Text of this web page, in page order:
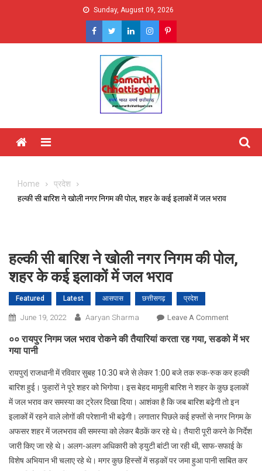
Sunday, August 09, 2026
Menu
Home
प्रदेश
हल्की सी बारिश ने खोली नगर निगम की पोल, शहर के कई इलाकों में जल भराव
हल्की सी बारिश ने खोली नगर निगम की पोल,
शहर के कई इलाकों में जल भराव
Featured Latest आसपास छत्तीसगढ़ प्रदेश
June 19, 2022 Aaryan Sharma Leave A CommentOn
सी
ने
खोली
नगर
निगम
की
शहर
के
०० रायपुर निगम जल भराव रोकने की तैयारियां करता रह गया, सडको में भर
गया पानी
रायपुर| राजधानी में रविवार सुबह 10:30 बजे से लेकर 1:00 बजे तक रुक-रुक कर हल्की
बारिश हुई। फुहारों ने पूरे शहर को भिगोया। इस बेहद मामूली बारिश ने शहर के कुछ इलाकों
में जल भराव कर समस्या का ट्रेलर दिखा दिया। आशंका है कि जब बारिश बढ़ेगी तो इन
इलाकों में रहने वाले लोगों की परेशानी भी बढ़ेगी। लगातार पिछले कई हफ्तों से नगर निगम के
अफसर शहर में जलभराव की समस्या को लेकर बैठकें कर रहे थे। तैयारी पूरी करने के निर्देश
जारी किए जा रहे थे। अलग-अलग अधिकारी को ड्युटी बांटी जा रही थी, साफ-सफाई के
विशेष अभियान भी चलाए रहे थे। मगर कुछ हिस्सों में सड़कों पर जमा हुआ पानी साबित कर